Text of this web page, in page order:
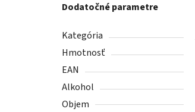
Dodatočné parametre
Kategória
Hmotnosť
EAN
Alkohol
Objem